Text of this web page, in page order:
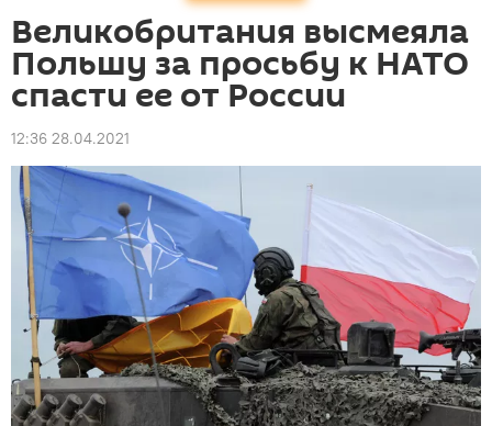
Великобритания высмеяла
Польшу за просьбу к НАТО
спасти ее от России
12:36 28.04.2021